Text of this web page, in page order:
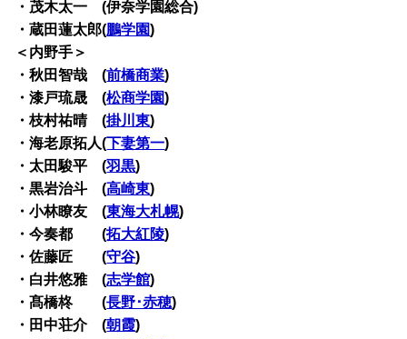
・茂木太一 (伊奈学園総合)
・蔵田蓮太郎(鵬学園)
＜内野手＞
・秋田智哉 (前橋商業)
・漆戸琉晟 (松商学園)
・枝村祐晴 (掛川東)
・海老原拓人(下妻第一)
・太田駿平 (羽黒)
・黒岩治斗 (高崎東)
・小林瞭友 (東海大札幌)
・今奏都 (拓大紅陵)
・佐藤匠 (守谷)
・白井悠雅 (志学館)
・髙橋柊 (長野･赤穂)
・田中荘介 (朝霞)